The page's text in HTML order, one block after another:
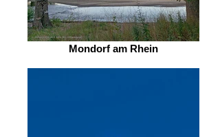
Mondorf am Rhein